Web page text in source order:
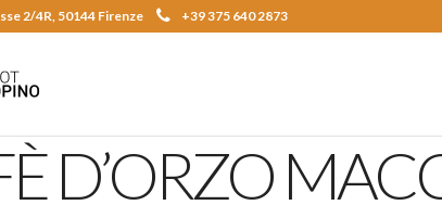
2/4R, 50144 Firenze +39 375 640 2873
D’ORZO